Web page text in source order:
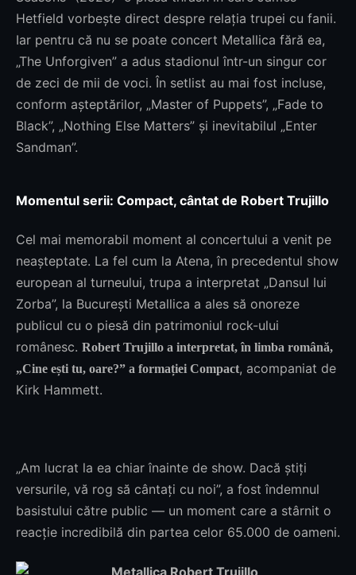
Hetfield vorbește direct despre relația trupei cu fanii.
Iar pentru că nu se poate concert Metallica fără ea,
„The Unforgiven” a adus stadionul într-un singur cor
de zeci de mii de voci. În setlist au mai fost incluse,
conform așteptărilor, „Master of Puppets”, „Fade to
Black”, „Nothing Else Matters” și inevitabilul „Enter
Sandman”.
Momentul serii: Compact, cântat de Robert Trujillo
Cel mai memorabil moment al concertului a venit pe
neașteptate. La fel cum la Atena, în precedentul show
european al turneului, trupa a interpretat „Dansul lui
Zorba”, la București Metallica a ales să onoreze
publicul cu o piesă din patrimoniul rock-ului
românesc. Robert Trujillo a interpretat, în limba română,
„Cine ești tu, oare?” a formației Compact, acompaniat de
Kirk Hammett.
„Am lucrat la ea chiar înainte de show. Dacă știți
versurile, vă rog să cântați cu noi”, a fost îndemnul
basistului către public — un moment care a stârnit o
reacție incredibilă din partea celor 65.000 de oameni.